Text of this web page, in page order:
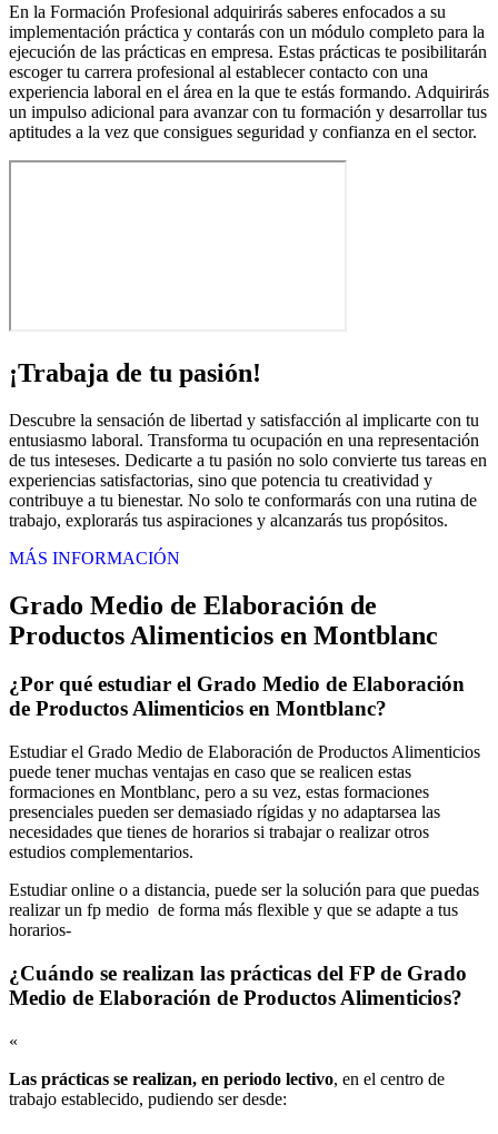
En la Formación Profesional adquirirás saberes enfocados a su
implementación práctica y contarás con un módulo completo para la
ejecución de las prácticas en empresa. Estas prácticas te posibilitarán
escoger tu carrera profesional al establecer contacto con una
experiencia laboral en el área en la que te estás formando. Adquirirás
un impulso adicional para avanzar con tu formación y desarrollar tus
aptitudes a la vez que consigues seguridad y confianza en el sector.
¡Trabaja de tu pasión!
Descubre la sensación de libertad y satisfacción al implicarte con tu
entusiasmo laboral. Transforma tu ocupación en una representación
de tus inteseses. Dedicarte a tu pasión no solo convierte tus tareas en
experiencias satisfactorias, sino que potencia tu creatividad y
contribuye a tu bienestar. No solo te conformarás con una rutina de
trabajo, explorarás tus aspiraciones y alcanzarás tus propósitos.
MÁS INFORMACIÓN
Grado Medio de Elaboración de
Productos Alimenticios en Montblanc
¿Por qué estudiar el Grado Medio de Elaboración
de Productos Alimenticios en Montblanc?
Estudiar el Grado Medio de Elaboración de Productos Alimenticios
puede tener muchas ventajas en caso que se realicen estas
formaciones en Montblanc, pero a su vez, estas formaciones
presenciales pueden ser demasiado rígidas y no adaptarsea las
necesidades que tienes de horarios si trabajar o realizar otros
estudios complementarios.
Estudiar online o a distancia, puede ser la solución para que puedas
realizar un fp medio de forma más flexible y que se adapte a tus
horarios-
¿Cuándo se realizan las prácticas del FP de Grado
Medio de Elaboración de Productos Alimenticios?
«
Las prácticas se realizan, en periodo lectivo, en el centro de
trabajo establecido, pudiendo ser desde: